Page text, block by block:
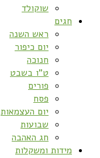
שוקולד
חגים
ראש השנה
יום כיפור
חנוכה
ט”ו בשבט
פורים
פסח
יום העצמאות
שבועות
חג האהבה
מידות ומשקלות